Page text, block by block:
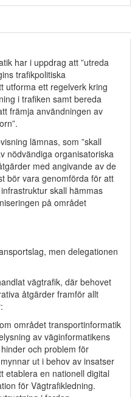
har i uppdrag att ”utreda
trafikpolitiska
utforma ett regelverk kring
i trafiken samt bereda
främja användningen av
lämnas, som ”skall
nödvändiga organisatoriska
med angivande av de
bör vara genomförda för att
skall hämmas
på området
men delegationen
vägtrafik, där behovet
åtgärder framför allt
området transportinformatik
av väginformatikens
och problem för
ut i behov av insatser
etablera en nationell digital
för Vägtrafikledning.